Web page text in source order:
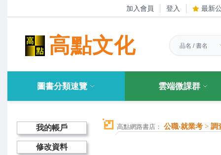
加入會員 登入 最新
高點文化
圖書分類速覽 雲端微課群
我的帳戶
修改資料
高點網路書店： 公職‧就業考 > 調